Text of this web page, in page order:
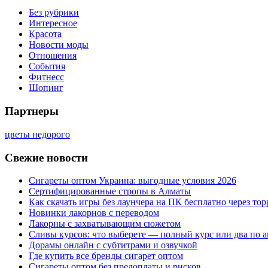
Без рубрики
Интересное
Красота
Новости моды
Отношения
События
Фитнесс
Шопинг
Партнеры
цветы недорого
Свежие новости
Сигареты оптом Украина: выгодные условия 2026
Сертифицированные стропы в Алматы
Как скачать игры без лаунчера на ПК бесплатно через
Новинки лакорнов с переводом
Лакорны с захватывающим сюжетом
Сливы курсов: что выберете — полный курс или два по
Дорамы онлайн с субтитрами и озвучкой
Где купить все бренды сигарет оптом